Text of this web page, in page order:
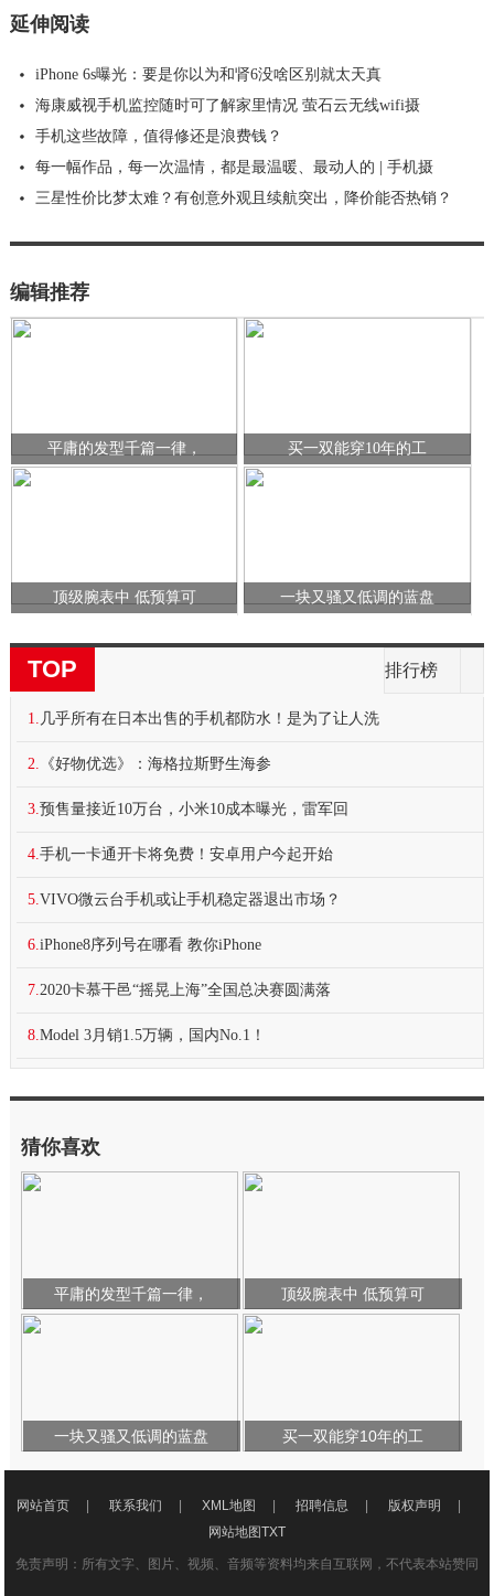
延伸阅读
iPhone 6s曝光：要是你以为和肾6没啥区别就太天真
海康威视手机监控随时可了解家里情况 萤石云无线wifi摄
手机这些故障，值得修还是浪费钱？
每一幅作品，每一次温情，都是最温暖、最动人的 | 手机摄
三星性价比梦太难？有创意外观且续航突出，降价能否热销？
编辑推荐
平庸的发型千篇一律， 买一双能穿10年的工
顶级腕表中 低预算可 一块又骚又低调的蓝盘
TOP 排行榜
1. 几乎所有在日本出售的手机都防水！是为了让人洗
2. 《好物优选》：海格拉斯野生海参
3. 预售量接近10万台，小米10成本曝光，雷军回
4. 手机一卡通开卡将免费！安卓用户今起开始
5. VIVO微云台手机或让手机稳定器退出市场？
6. iPhone8序列号在哪看 教你iPhone
7. 2020卡慕干邑“摇晃上海”全国总决赛圆满落
8. Model 3月销1.5万辆，国内No.1！
猜你喜欢
平庸的发型千篇一律， 顶级腕表中 低预算可
一块又骚又低调的蓝盘 买一双能穿10年的工
网站首页 | 联系我们 | XML地图 | 招聘信息 | 版权声明
|
网站地图TXT
免责声明：所有文字、图片、视频、音频等资料均来自互联网，不代表本站赞同